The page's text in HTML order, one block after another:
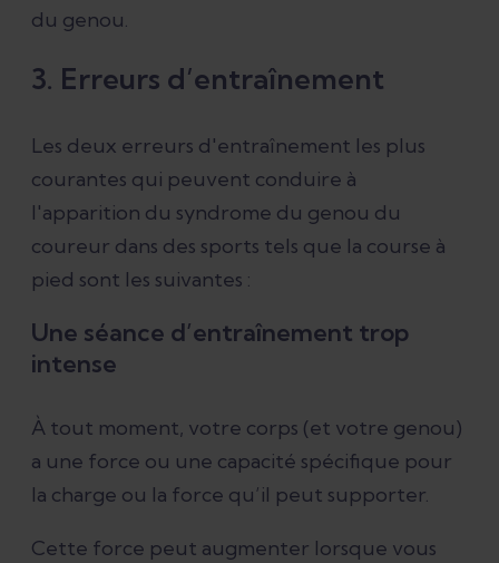
du genou.
3. Erreurs d’entraînement
Les deux erreurs d'entraînement les plus
courantes qui peuvent conduire à
l'apparition du syndrome du genou du
coureur dans des sports tels que la course à
pied sont les suivantes :
Une séance d’entraînement trop
intense
À tout moment, votre corps (et votre genou)
a une force ou une capacité spécifique pour
la charge ou la force qu’il peut supporter.
Cette force peut augmenter lorsque vous